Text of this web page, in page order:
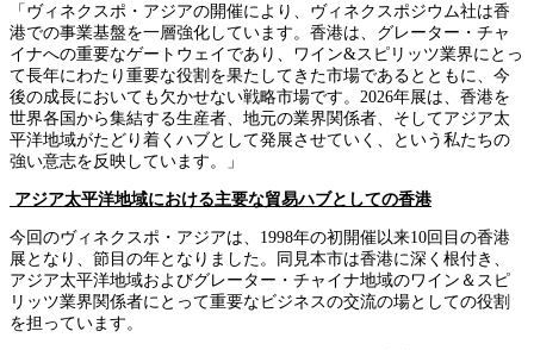
「ヴィネクスポ・アジアの開催により、ヴィネクスポジウム社は香
港での事業基盤を一層強化しています。香港は、グレーター・チャ
イナへの重要なゲートウェイであり、ワイン&スピリッツ業界にとっ
て長年にわたり重要な役割を果たしてきた市場であるとともに、今
後の成長においても欠かせない戦略市場です。2026年展は、香港を
世界各国から集結する生産者、地元の業界関係者、そしてアジア太
平洋地域がたどり着くハブとして発展させていく、という私たちの
強い意志を反映しています。」
アジア太平洋地域における主要な貿易ハブとしての香港
今回のヴィネクスポ・アジアは、1998年の初開催以来10回目の香港
展となり、節目の年となりました。同見本市は香港に深く根付き、
アジア太平洋地域およびグレーター・チャイナ地域のワイン＆スピ
リッツ業界関係者にとって重要なビジネスの交流の場としての役割
を担っています。